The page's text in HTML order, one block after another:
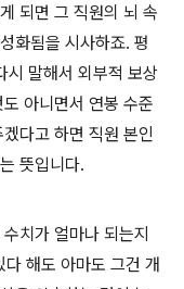
되면 그 직원의 뇌 속
화됨을 시사하죠. 평
시 말해서 외부적 보상
아니면서 연봉 수준
다고 하면 직원 본인
뜻입니다.
치가 얼마나 되는지
해도 아마도 그건 개